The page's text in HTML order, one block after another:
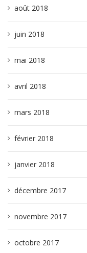
août 2018
juin 2018
mai 2018
avril 2018
mars 2018
février 2018
janvier 2018
décembre 2017
novembre 2017
octobre 2017